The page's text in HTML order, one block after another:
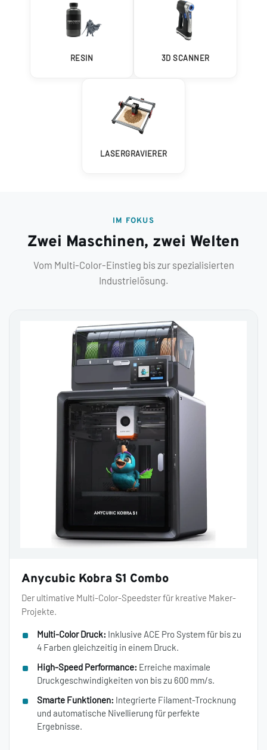
RESIN 3D SCANNER
LASERGRAVIERER
IM FOKUS
Zwei Maschinen, zwei Welten
Vom Multi-Color-Einstieg bis zur spezialisierten
Industrielösung.
Anycubic Kobra S1 Combo
Der ultimative Multi-Color-Speedster für kreative Maker-
Projekte.
Multi-Color Druck: Inklusive ACE Pro System für bis zu
4 Farben gleichzeitig in einem Druck.
High-Speed Performance: Erreiche maximale
Druckgeschwindigkeiten von bis zu 600 mm/s.
Smarte Funktionen: Integrierte Filament-Trocknung
und automatische Nivellierung für perfekte
Ergebnisse.